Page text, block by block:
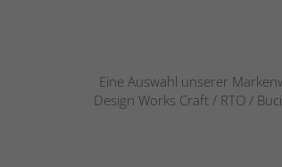
Eine Auswahl unserer
Design Works Craft / RTO /